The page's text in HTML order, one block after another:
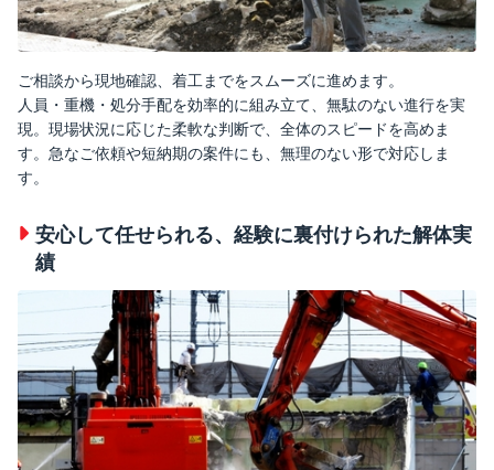
ご相談から現地確認、着工までをスムーズに進めます。
人員・重機・処分手配を効率的に組み立て、無駄のない進行を実
現。現場状況に応じた柔軟な判断で、全体のスピードを高めま
す。急なご依頼や短納期の案件にも、無理のない形で対応しま
す。
安心して任せられる、経験に裏付けられた解体実
績